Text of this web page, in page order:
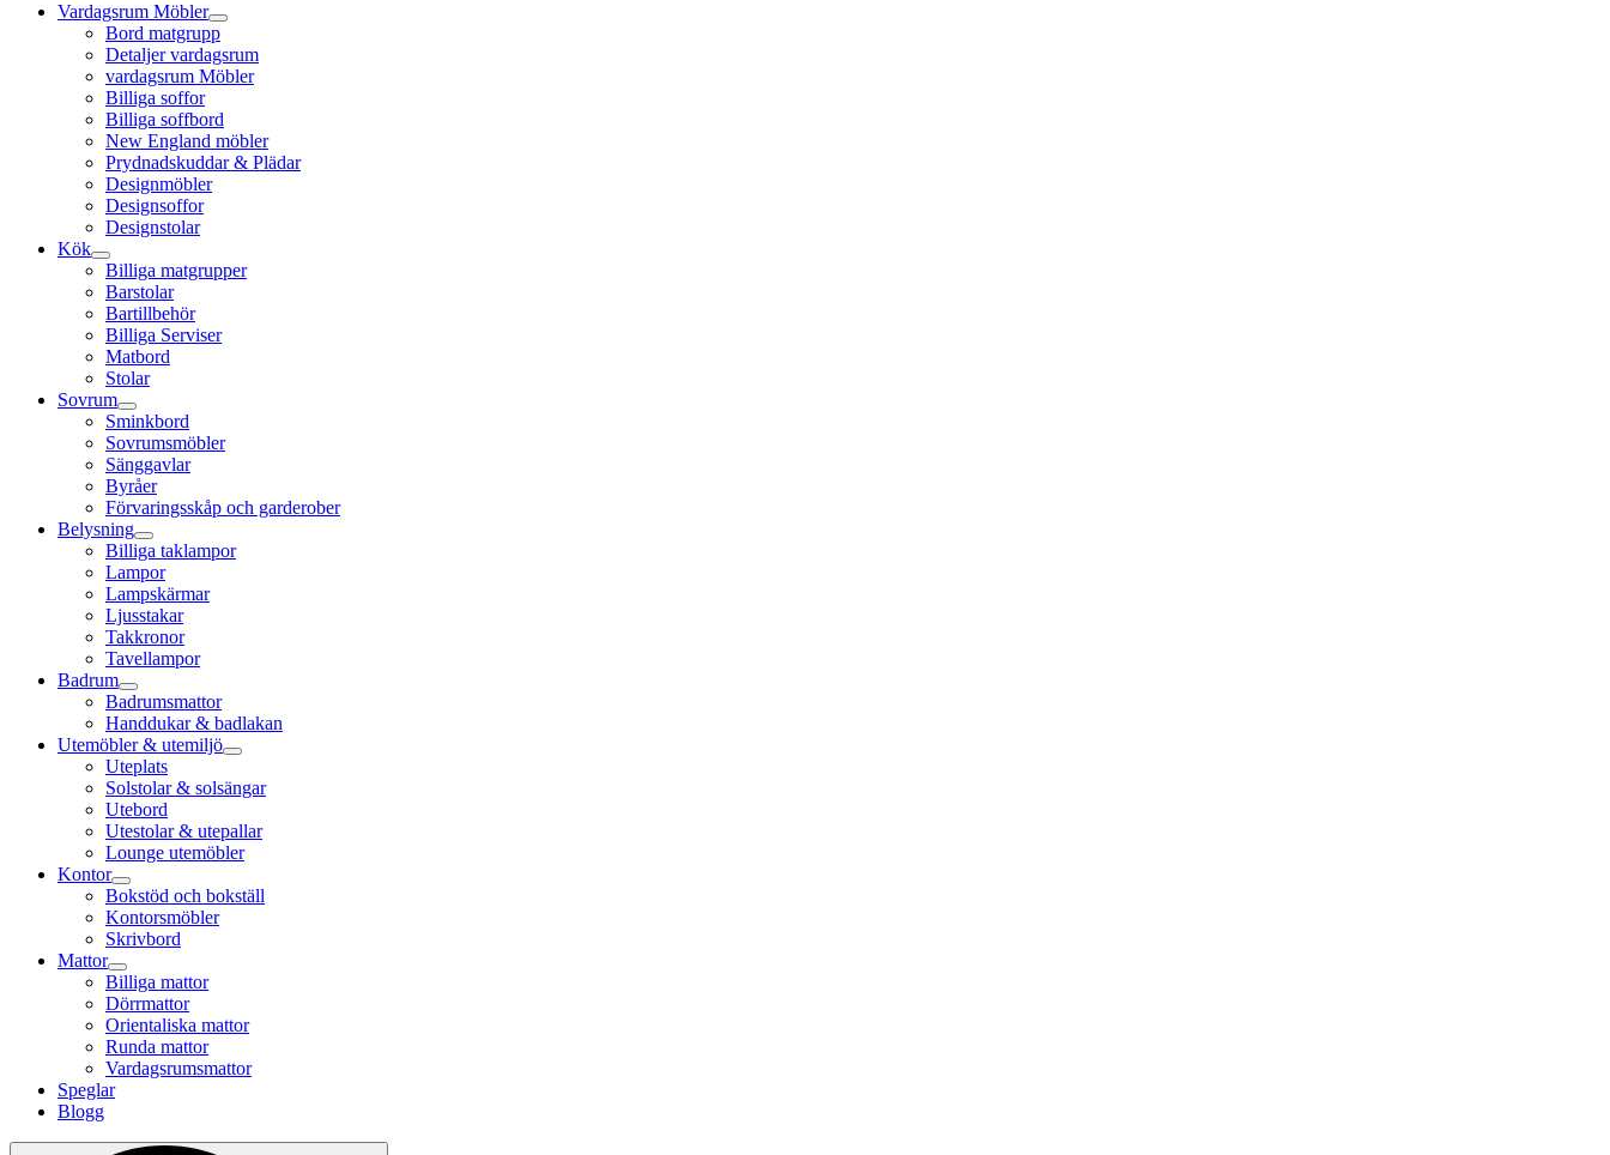
Vardagsrum Möbler
Bord matgrupp
Detaljer vardagsrum
vardagsrum Möbler
Billiga soffor
Billiga soffbord
New England möbler
Prydnadskuddar & Plädar
Designmöbler
Designsoffor
Designstolar
Kök
Billiga matgrupper
Barstolar
Bartillbehör
Billiga Serviser
Matbord
Stolar
Sovrum
Sminkbord
Sovrumsmöbler
Sänggavlar
Byråer
Förvaringsskåp och garderober
Belysning
Billiga taklampor
Lampor
Lampskärmar
Ljusstakar
Takkronor
Tavellampor
Badrum
Badrumsmattor
Handdukar & badlakan
Utemöbler & utemiljö
Uteplats
Solstolar & solsängar
Utebord
Utestolar & utepallar
Lounge utemöbler
Kontor
Bokstöd och bokställ
Kontorsmöbler
Skrivbord
Mattor
Billiga mattor
Dörrmattor
Orientaliska mattor
Runda mattor
Vardagsrumsmattor
Speglar
Blogg